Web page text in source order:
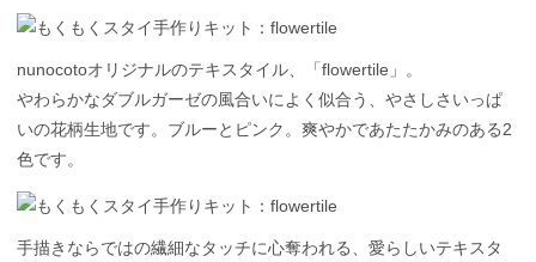
nunocotoオリジナルのテキスタイル、「flowertile」。
やわらかなダブルガーゼの風合いによく似合う、やさしさいっぱ
いの花柄生地です。ブルーとピンク。爽やかであたたかみのある2
色です。
手描きならではの繊細なタッチに心奪われる、愛らしいテキスタ